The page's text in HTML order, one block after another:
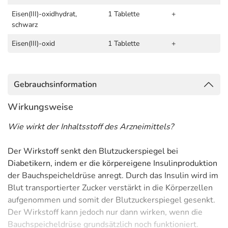
Eisen(III)-oxidhydrat,
schwarz
1 Tablette +
Eisen(III)-oxid 1 Tablette +
Gebrauchsinformation
Wirkungsweise
Wie wirkt der Inhaltsstoff des Arzneimittels?
Der Wirkstoff senkt den Blutzuckerspiegel bei
Diabetikern, indem er die körpereigene Insulinproduktion
der Bauchspeicheldrüse anregt. Durch das Insulin wird im
Blut transportierter Zucker verstärkt in die Körperzellen
aufgenommen und somit der Blutzuckerspiegel gesenkt.
Der Wirkstoff kann jedoch nur dann wirken, wenn die
Bauchspeicheldrüse grundsätzlich noch funktioniert.